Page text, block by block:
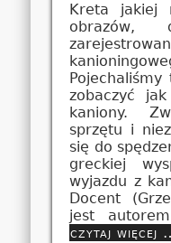
Kreta jakiej
obrazów,
zobaczyć
kaniony.
sprzętu i
się do
greckiej
wyjazdu z
Docent
jest
czytaj więcej